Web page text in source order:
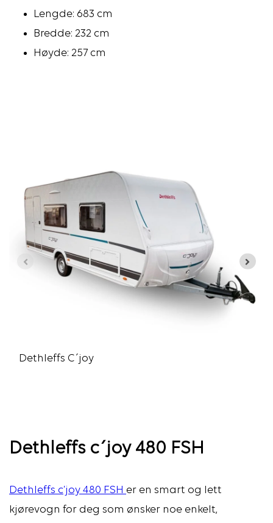
Lengde: 683 cm
Bredde: 232 cm
Høyde: 257 cm
Dethleffs C´joy
Dethleffs c´joy 480 FSH
Dethleffs c’joy 480 FSH er en smart og lett
kjørevogn for deg som ønsker noe enkelt,